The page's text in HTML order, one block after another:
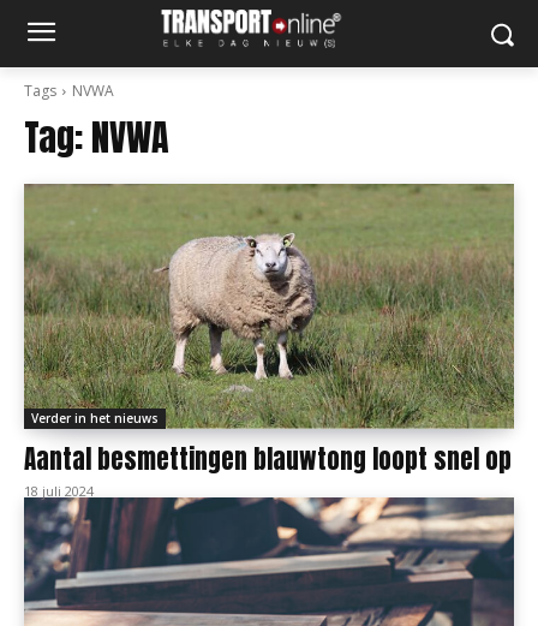
Tags NVWA
Tag:NVWA
Verder in het nieuws
Aantal besmettingen blauwtong loopt snel op
18 juli 2024